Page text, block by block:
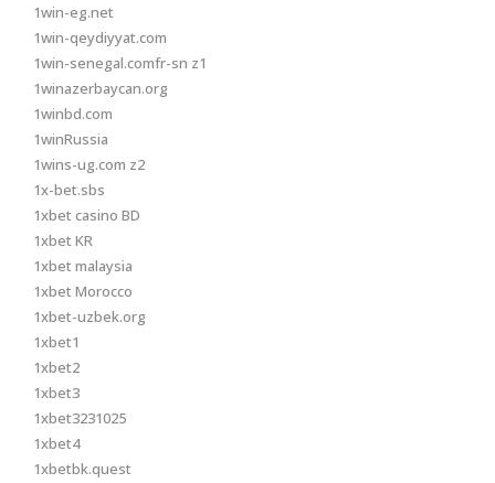
1win-eg.net
1win-qeydiyyat.com
1win-senegal.comfr-sn z1
1winazerbaycan.org
1winbd.com
1winRussia
1wins-ug.com z2
1x-bet.sbs
1xbet casino BD
1xbet KR
1xbet malaysia
1xbet Morocco
1xbet-uzbek.org
1xbet1
1xbet2
1xbet3
1xbet3231025
1xbet4
1xbetbk.quest